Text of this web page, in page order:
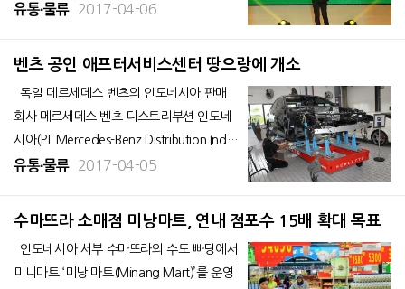
전략적 제휴를 통해 배송 서비스를 시작한다.
꼬뻬디아는 3일 그랩과 택배 서비스 '그랩파
유통∙물류 2017-04-06
벤츠 공인 애프터서비스센터 땅으랑에 개소
독일 메르세데스 벤츠의 인도네시아 판매
회사 메르세데스 벤츠 디스트리부션 인도네
시아(PT Mercedes-Benz Distribution Indo
nesia)는 3월 31일 국내 첫번째 공인 애프터
임러 본사의 인증을 받은 애프터서비스센터
유통∙물류 2017-04-05
수마뜨라 소매점 미낭마트, 연내 점포수 15배 확대 목표
미니마트 ‘미낭 마트(Minang Mart)’를 운영